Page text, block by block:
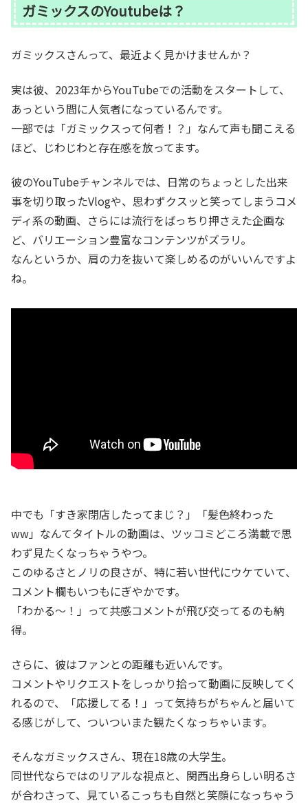
ガミックスのYoutubeは？
ガミックスさんって、最近よく見かけませんか？
実は彼、2023年からYouTubeでの活動をスタートして、
あっという間に人気者になっているんです。
一部では「ガミックスって何者！？」なんて声も聞こえる
ほど、じわじわと存在感を放ってます。
彼のYouTubeチャンネルでは、日常のちょっとした出来
事を切り取ったVlogや、思わずクスッと笑ってしまうコメ
ディ系の動画、さらには流行をばっちり押さえた企画な
ど、バリエーション豊富なコンテンツがズラリ。
なんというか、肩の力を抜いて楽しめるのがいいんですよ
ね。
中でも「すき家閉店したってまじ？」「髪色終わった
ww」なんてタイトルの動画は、ツッコミどころ満載で思
わず見たくなっちゃうやつ。
このゆるさとノリの良さが、特に若い世代にウケていて、
コメント欄もいつもにぎやかです。
「わかる〜！」って共感コメントが飛び交ってるのも納
得。
さらに、彼はファンとの距離も近いんです。
コメントやリクエストをしっかり拾って動画に反映してく
れるので、「応援してる！」って気持ちがちゃんと届いて
る感じがして、ついついまた観たくなっちゃいます。
そんなガミックスさん、現在18歳の大学生。
同世代ならではのリアルな視点と、関西出身らしい明るさ
が合わさって、見ているこっちも自然と笑顔になっちゃう